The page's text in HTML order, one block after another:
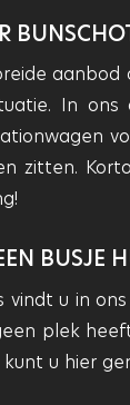
In
zitten.
BUSJE
vindt u in
plek
u hier